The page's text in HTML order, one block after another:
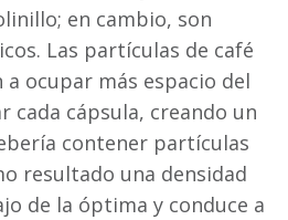
en cambio, son
Las partículas de café
ocupar más espacio del
cada cápsula, creando un
contener partículas
resultado una densidad
de la óptima y conduce a